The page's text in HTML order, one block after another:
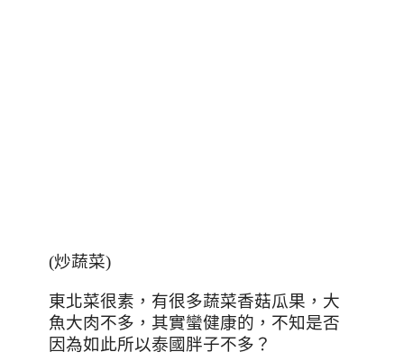
(炒蔬菜)
東北菜很素，有很多蔬菜香菇瓜果，大
魚大肉不多，其實蠻健康的，不知是否
因為如此所以泰國胖子不多？